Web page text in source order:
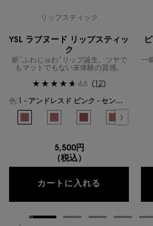
リップスティック
YSL ラブヌード リップスティッ
ク
新“ふわじゅわ”リップ誕生。ツヤで
もマットでもない未体験の質感。
4.8 (12)
色:
1 - アンドレスド ピンク - センシュアルなピンクヌード -
色を選択してください
{1} の場合
1 - アンドレスド ピンク - センシュア
44 - ヌード ラヴァリエール -
7 - イリシット ヌー
選択済み
2 - サッシ
5,500円
（税込）
カートに入れる YSL ラブヌ
一